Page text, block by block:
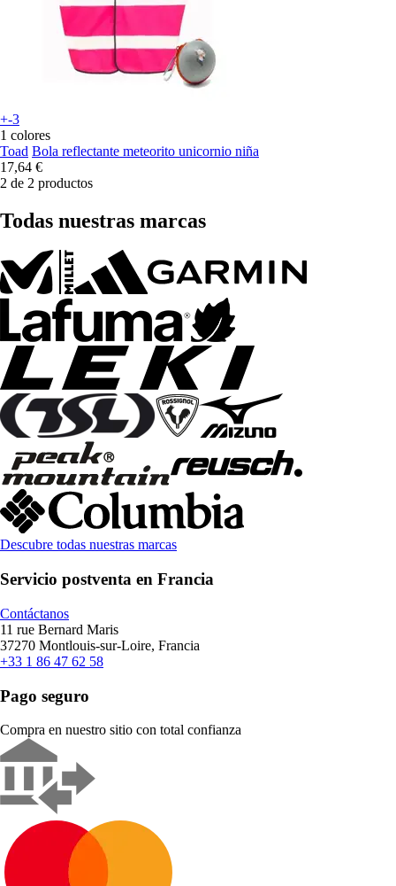
+-3
1 colores
Toad Bola reflectante meteorito unicornio niña
17,64 €
2 de 2 productos
Todas nuestras marcas
Descubre todas nuestras marcas
Servicio postventa en Francia
Contáctanos
11 rue Bernard Maris
37270 Montlouis-sur-Loire, Francia
+33 1 86 47 62 58
Pago seguro
Compra en nuestro sitio con total confianza